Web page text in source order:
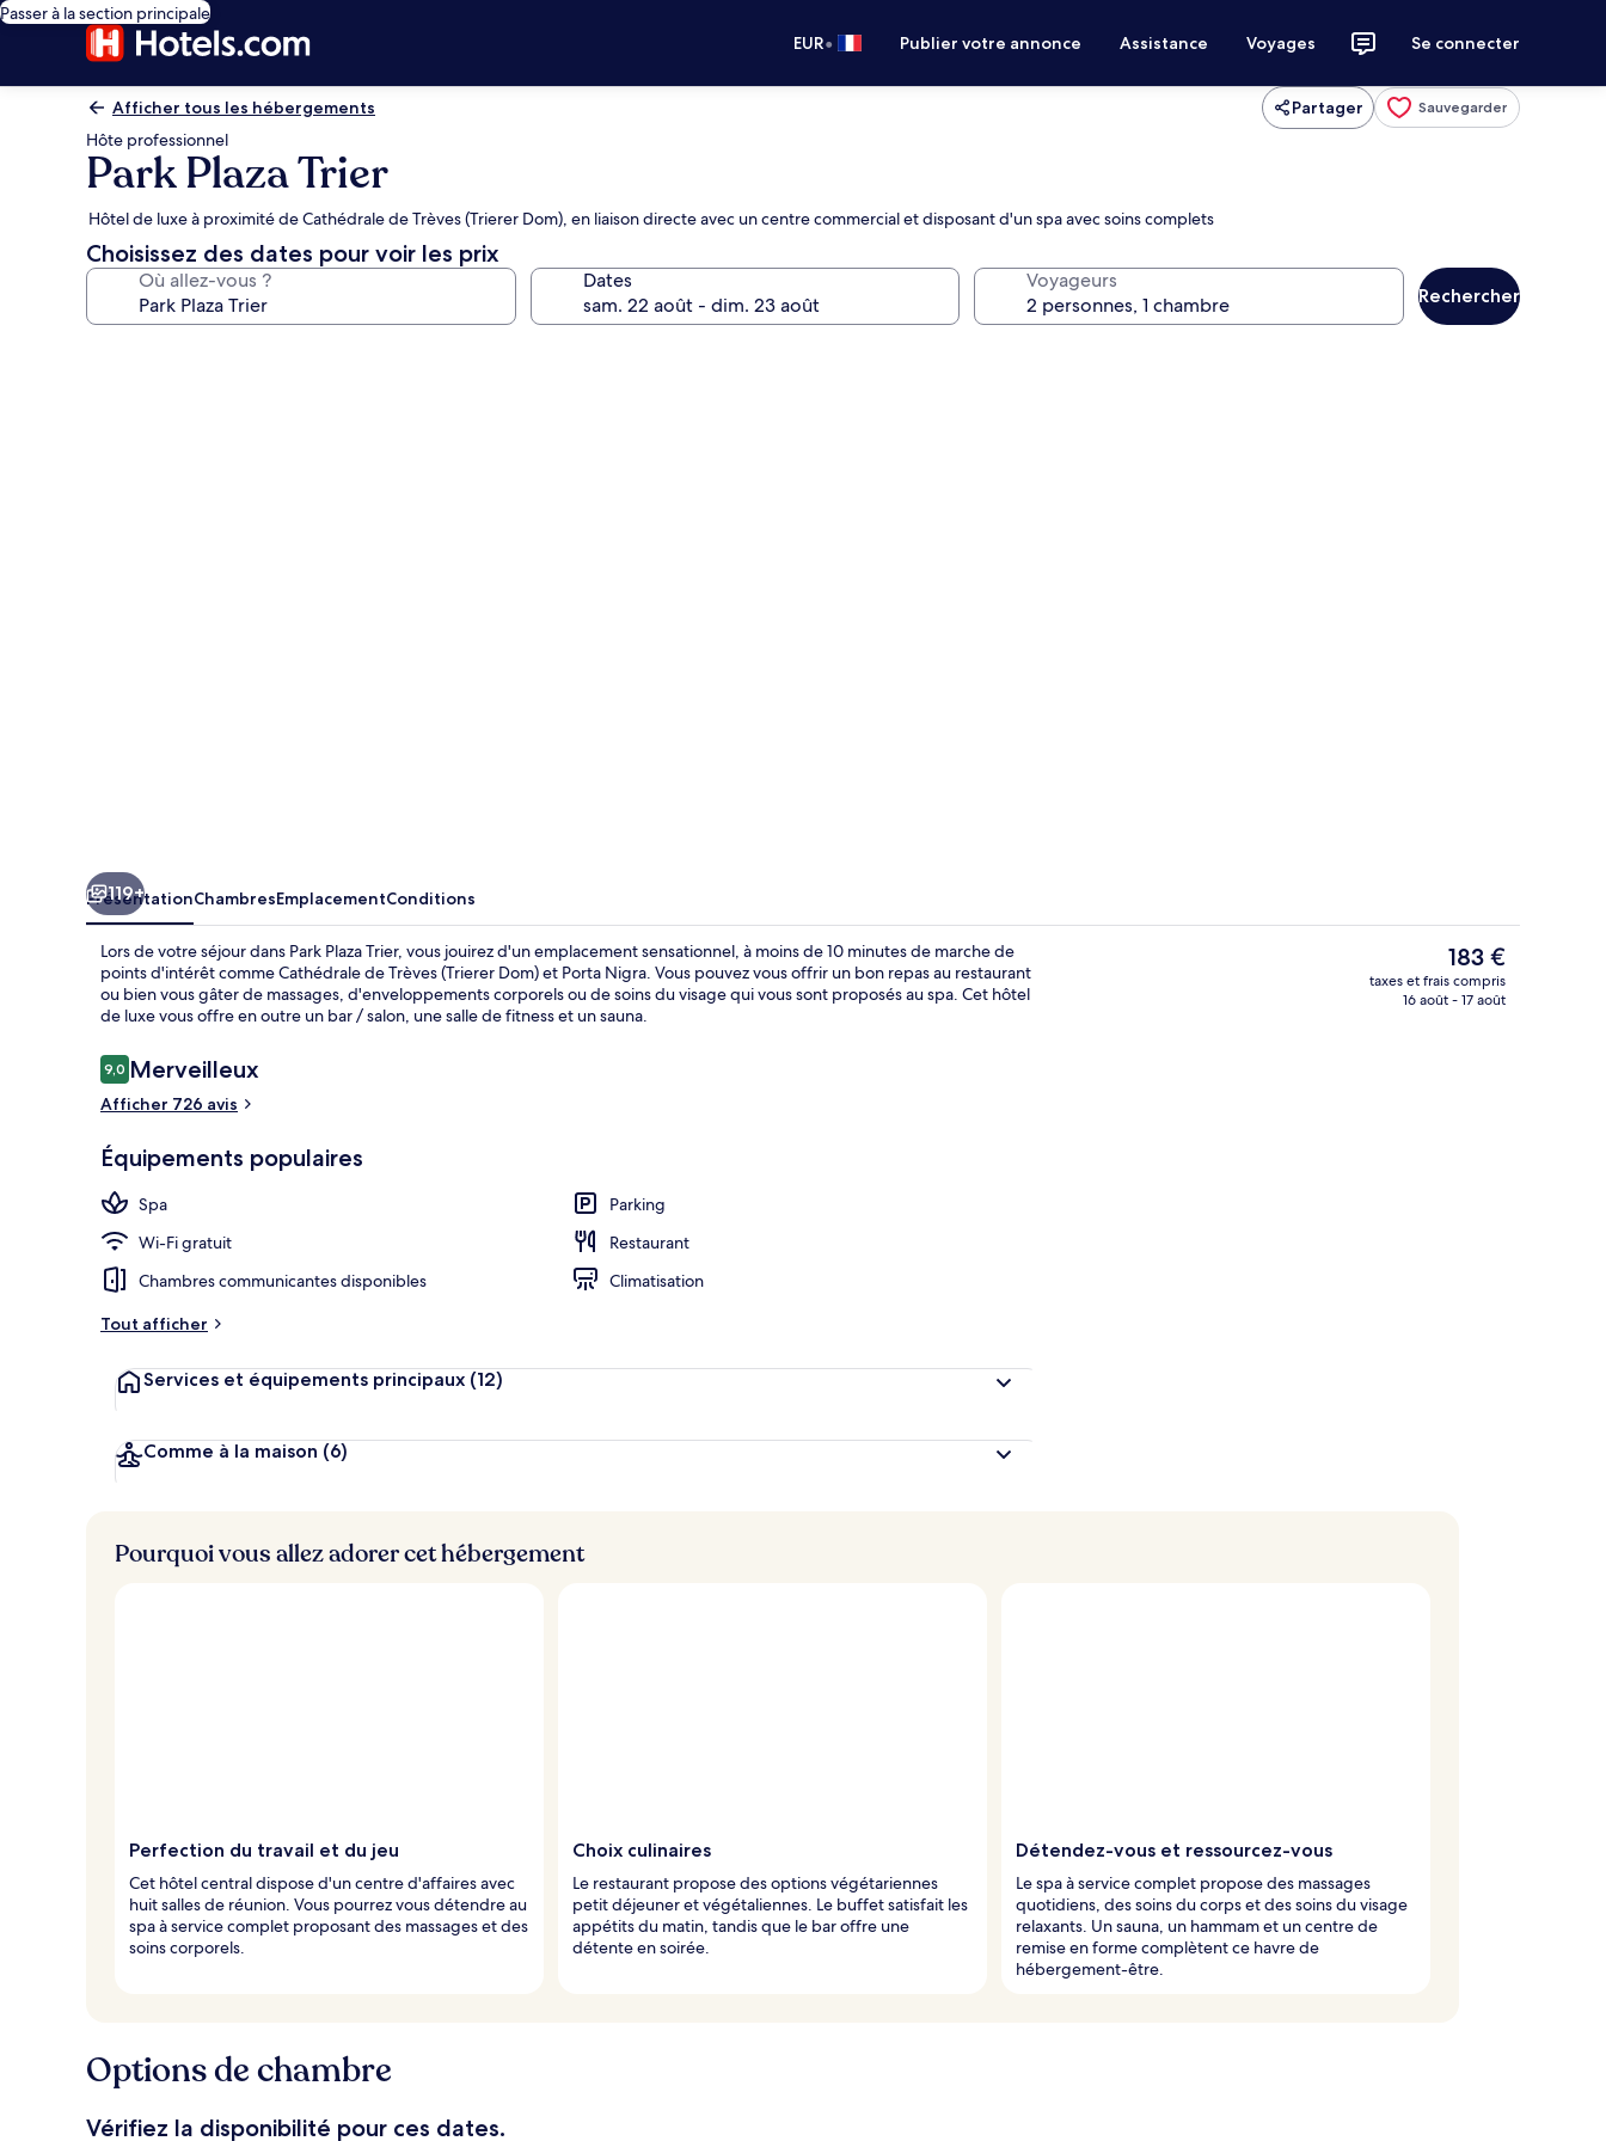
Passer à la section principale
EUR• Publier votre annonce Assistance Voyages Se connecter
Afficher tous les hébergements Partager Sauvegarder
Hôte professionnel
Park Plaza Trier
Hôtel de luxe à proximité de Cathédrale de Trèves (Trierer Dom), en liaison directe avec un centre commercial et disposant d'un spa avec soins complets
Choisissez des dates pour voir les prix
Où allez-vous ? Dates Voyageurs
Rechercher
119+
PrésentationChambresEmplacementConditions
Lors de votre séjour dans Park Plaza Trier, vous jouirez d'un emplacement sensationnel, à moins de 10 minutes de marche de
points d'intérêt comme Cathédrale de Trèves (Trierer Dom) et Porta Nigra. Vous pouvez vous offrir un bon repas au restaurant
ou bien vous gâter de massages, d'enveloppements corporels ou de soins du visage qui vous sont proposés au spa. Cet hôtel
de luxe vous offre en outre un bar / salon, une salle de fitness et un sauna.
Avis
voyageurs
9,09,0 sur 10
Merveilleux
Afficher 726 avis
Équipements populaires
Spa
Parking
Wi-Fi gratuit
Restaurant
Chambres communicantes disponibles
Climatisation
Tout afficher
Services et équipements principaux (12)
Comme à la maison (6)
Le
prix
actuel
183 €
taxes et frais compris
16 août - 17 août
Pourquoi vous allez adorer cet hébergement
Perfection du travail et du jeu
Cet hôtel central dispose d'un centre d'affaires avec
huit salles de réunion. Vous pourrez vous détendre au
spa à service complet proposant des massages et des
soins corporels.
Choix culinaires
Le restaurant propose des options végétariennes
petit déjeuner et végétaliennes. Le buffet satisfait les
appétits du matin, tandis que le bar offre une
détente en soirée.
Détendez-vous et ressourcez-vous
Le spa à service complet propose des massages
quotidiens, des soins du corps et des soins du visage
relaxants. Un sauna, un hammam et un centre de
remise en forme complètent ce havre de
hébergement-être.
Options de chambre
Vérifiez la disponibilité pour ces dates.